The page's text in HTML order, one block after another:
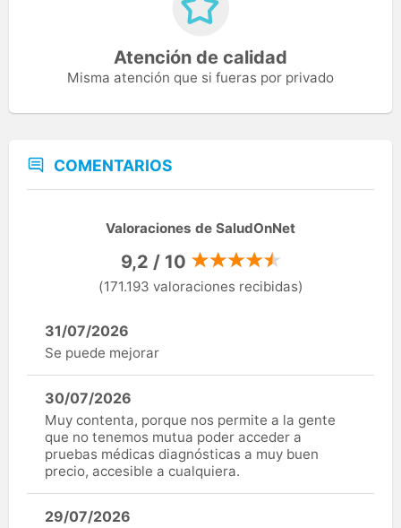
Atención de calidad
Misma atención que si fueras por privado
COMENTARIOS
Valoraciones de SaludOnNet
9,2 / 10
(171.193 valoraciones recibidas)
31/07/2026
Se puede mejorar
30/07/2026
Muy contenta, porque nos permite a la gente
que no tenemos mutua poder acceder a
pruebas médicas diagnósticas a muy buen
precio, accesible a cualquiera.
29/07/2026